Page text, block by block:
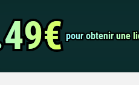
pour obtenir une
pour obtenir une
Android